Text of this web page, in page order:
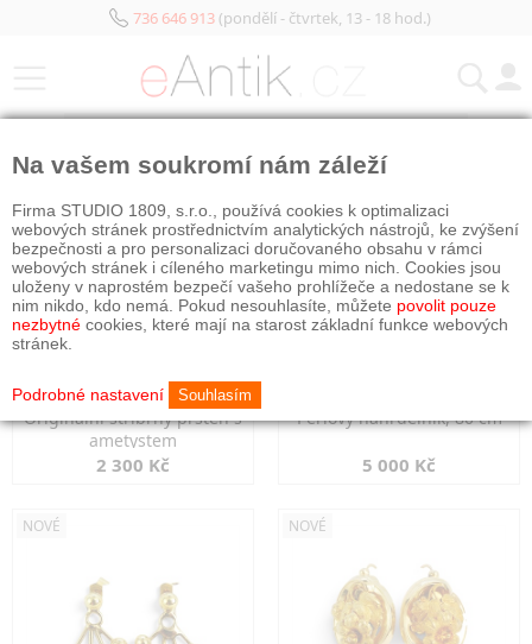
736 646 913(pondělí - čtvrtek, 13 - 18 hod.)
Originální stříbrný prsten s
ametystem
2 300 Kč
Perlový náhrdelník, 80 cm
5 000 Kč
NOVÉ NOVÉ
Na vašem soukromí nám záleží
Firma STUDIO 1809, s.r.o., používá cookies k optimalizaci
webových stránek prostřednictvím analytických nástrojů, ke zvýšení
bezpečnosti a pro personalizaci doručovaného obsahu v rámci
webových stránek i cíleného marketingu mimo nich. Cookies jsou
uloženy v naprostém bezpečí vašeho prohlížeče a nedostane se k
nim nikdo, kdo nemá. Pokud nesouhlasíte, můžete povolit pouze
nezbytné cookies, které mají na starost základní funkce webových
stránek.
Podrobné nastavení Souhlasím